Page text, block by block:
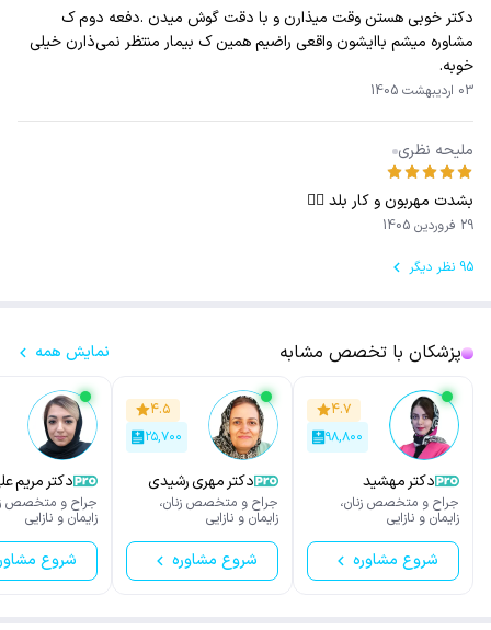
دکتر خوبی هستن وقت میذارن و با دقت گوش میدن .دفعه دوم ک
مشاوره میشم باایشون واقعی راضیم ‌همین ک بیمار منتظر نمی‌ذارن خیلی
خوبه.
03 اردیبهشت 1405
ملیحه نظری
بشدت مهربون و کار بلد 👍🏻
29 فروردین 1405
95 نظر دیگر
پزشکان با تخصص مشابه نمایش همه
۴.۷
۹۸,۸۰۰
دکتر مهشید
احتشامی
جراح و متخصص زنان،
زایمان و نازایی
شروع مشاوره
۴.۵
۲۵,۷۰۰
دکتر مهری رشیدی
جراح و متخصص زنان،
زایمان و نازایی
شروع مشاوره
دکتر مریم
جراح و متخصص
زایمان و نازایی
شروع